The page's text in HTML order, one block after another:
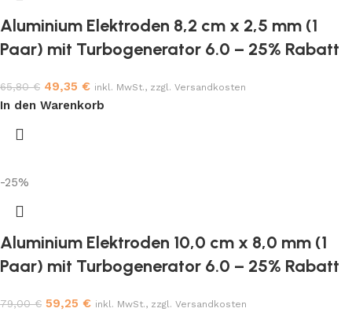
Aluminium Elektroden 8,2 cm x 2,5 mm (1
Paar) mit Turbogenerator 6.0 – 25% Rabatt
65,80€ 49,35 € inkl. MwSt., zzgl. Versandkosten
In den Warenkorb
-25%
Aluminium Elektroden 10,0 cm x 8,0 mm (1
Paar) mit Turbogenerator 6.0 – 25% Rabatt
79,00€ 59,25 € inkl. MwSt., zzgl. Versandkosten